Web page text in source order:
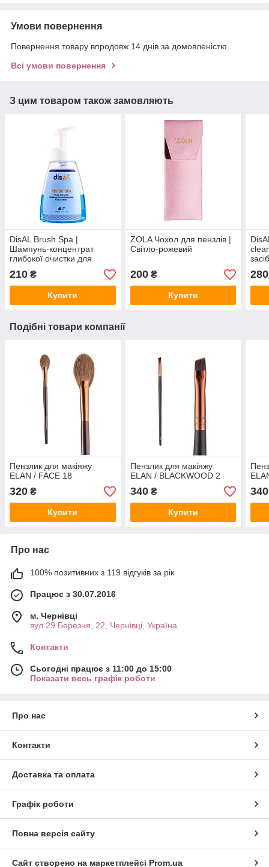
Умови повернення
Повернення товару впродовж 14 днів за домовленістю
Всі умови повернення
З цим товаром також замовляють
DisAL Brush Spa |
Шампунь-концентрат
глибокої очистки для
косметичних пензлів
150мл
210 ₴
Купити
ZOLA Чохол для пензлів |
Світло-рожевий
200₴
Купити
280
Подібні товари компанії
Пензлик для макіяжу
ELAN / FACE 18
320 ₴
Купити
Пензлик для макіяжу
ELAN / BLACKWOOD 2
340₴
Купити
340
Про нас
100% позитивних з 119 відгуків за рік
Працює з 30.07.2016
м. Чернівці
вул.29 Березня, 22, Чернівці, Україна
Контакти
Сьогодні працює з 11:00 до 15:00
Показати весь графік роботи
Про нас
Контакти
Доставка та оплата
Графік роботи
Повна версія сайту
Сайт створено на маркетплейсі Prom.ua